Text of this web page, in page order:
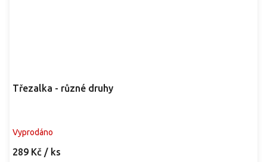
Třezalka - různé druhy
Vyprodáno
289 Kč / ks